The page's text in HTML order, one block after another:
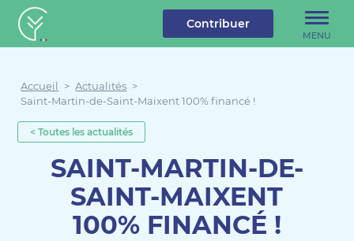
Créateur de forêt
MENU
Contribuer
Accueil > Actualités >
Saint-Martin-de-Saint-Maixent 100% financé !
< Toutes les actualités
SAINT-MARTIN-DE-
SAINT-MAIXENT
100% FINANCÉ !